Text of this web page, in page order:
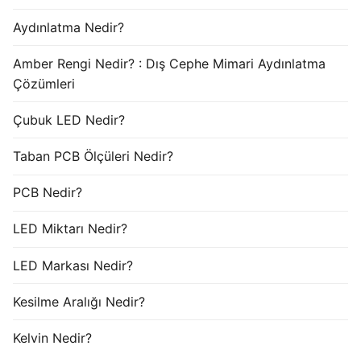
Aydınlatma Nedir?
Amber Rengi Nedir? : Dış Cephe Mimari Aydınlatma
Çözümleri
Çubuk LED Nedir?
Taban PCB Ölçüleri Nedir?
PCB Nedir?
LED Miktarı Nedir?
LED Markası Nedir?
Kesilme Aralığı Nedir?
Kelvin Nedir?